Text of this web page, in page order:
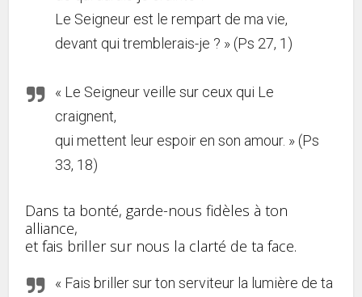
Le Seigneur est le rempart de ma vie,
devant qui tremblerais-je ? » (Ps 27, 1)
« Le Seigneur veille sur ceux qui Le
craignent,
qui mettent leur espoir en son amour. » (Ps
33, 18)
Dans ta bonté, garde-nous fidèles à ton
alliance,
et fais briller sur nous la clarté de ta face.
« Fais briller sur ton serviteur la lumière de ta